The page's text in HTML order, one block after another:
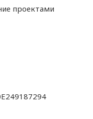
проектами